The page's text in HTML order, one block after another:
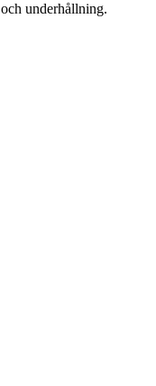
underhållning.